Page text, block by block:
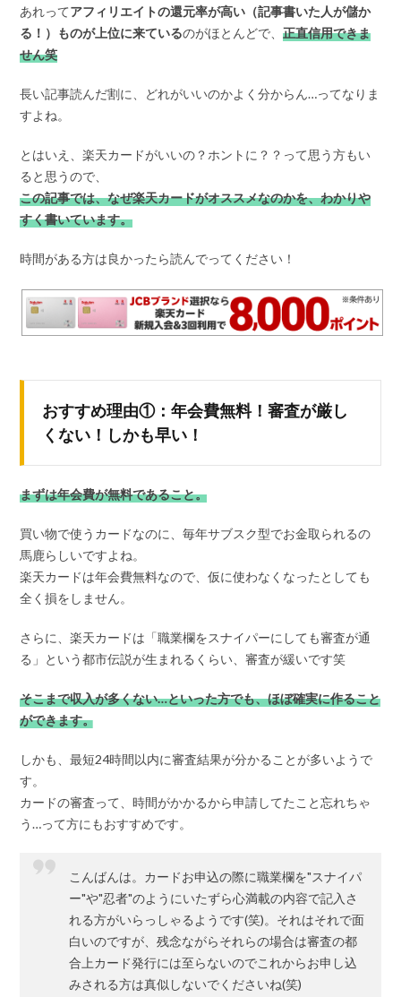
あれってアフィリエイトの還元率が高い（記事書いた人が儲か
る！）ものが上位に来ているのがほとんどで、正直信用できま
せん笑
長い記事読んだ割に、どれがいいのかよく分からん…ってなりま
すよね。
とはいえ、楽天カードがいいの？ホントに？？って思う方もい
ると思うので、
この記事では、なぜ楽天カードがオススメなのかを、わかりや
すく書いています。
時間がある方は良かったら読んでってください！
おすすめ理由①：年会費無料！審査が厳し
くない！しかも早い！
まずは年会費が無料であること。
買い物で使うカードなのに、毎年サブスク型でお金取られるの
馬鹿らしいですよね。
楽天カードは年会費無料なので、仮に使わなくなったとしても
全く損をしません。
さらに、楽天カードは「職業欄をスナイパーにしても審査が通
る」という都市伝説が生まれるくらい、審査が緩いです笑
そこまで収入が多くない…といった方でも、ほぼ確実に作ること
ができます。
しかも、最短24時間以内に審査結果が分かることが多いようで
す。
カードの審査って、時間がかかるから申請してたこと忘れちゃ
う…って方にもおすすめです。
こんばんは。カードお申込の際に職業欄を"スナイパ
ー"や"忍者"のようにいたずら心満載の内容で記入さ
れる方がいらっしゃるようです(笑)。それはそれで面
白いのですが、残念ながらそれらの場合は審査の都
合上カード発行には至らないのでこれからお申し込
みされる方は真似しないでくださいね(笑)